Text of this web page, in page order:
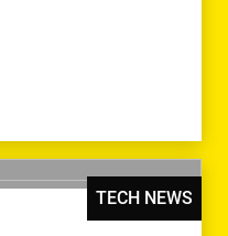
TECH NEWS